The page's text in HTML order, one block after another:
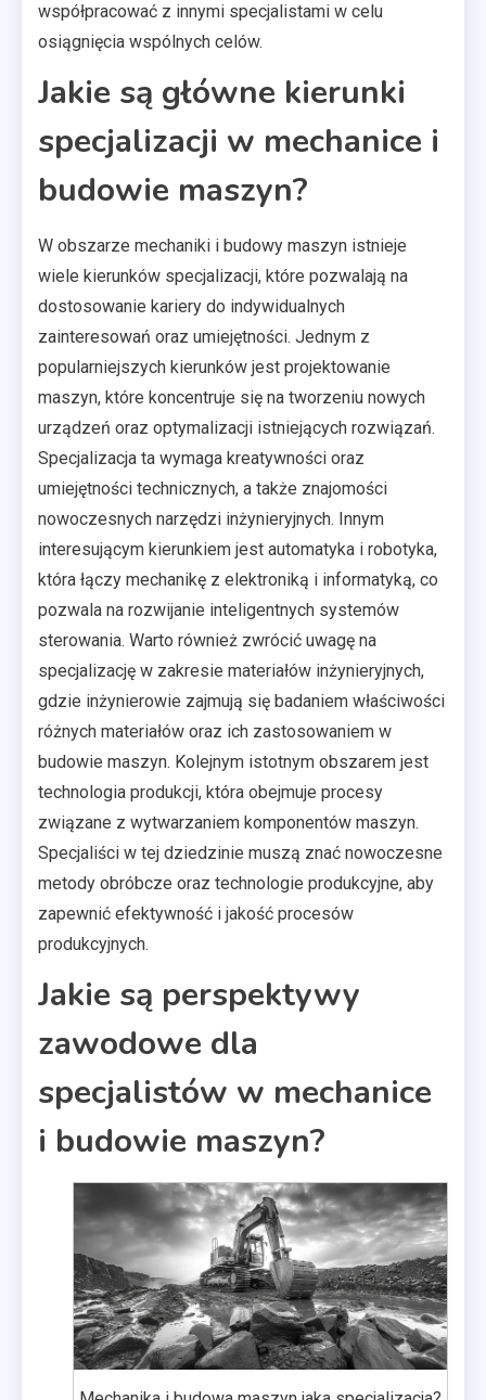
współpracować z innymi specjalistami w celu
osiągnięcia wspólnych celów.
Jakie są główne kierunki
specjalizacji w mechanice i
budowie maszyn?
W obszarze mechaniki i budowy maszyn istnieje
wiele kierunków specjalizacji, które pozwalają na
dostosowanie kariery do indywidualnych
zainteresowań oraz umiejętności. Jednym z
popularniejszych kierunków jest projektowanie
maszyn, które koncentruje się na tworzeniu nowych
urządzeń oraz optymalizacji istniejących rozwiązań.
Specjalizacja ta wymaga kreatywności oraz
umiejętności technicznych, a także znajomości
nowoczesnych narzędzi inżynieryjnych. Innym
interesującym kierunkiem jest automatyka i robotyka,
która łączy mechanikę z elektroniką i informatyką, co
pozwala na rozwijanie inteligentnych systemów
sterowania. Warto również zwrócić uwagę na
specjalizację w zakresie materiałów inżynieryjnych,
gdzie inżynierowie zajmują się badaniem właściwości
różnych materiałów oraz ich zastosowaniem w
budowie maszyn. Kolejnym istotnym obszarem jest
technologia produkcji, która obejmuje procesy
związane z wytwarzaniem komponentów maszyn.
Specjaliści w tej dziedzinie muszą znać nowoczesne
metody obróbcze oraz technologie produkcyjne, aby
zapewnić efektywność i jakość procesów
produkcyjnych.
Jakie są perspektywy
zawodowe dla
specjalistów w mechanice
i budowie maszyn?